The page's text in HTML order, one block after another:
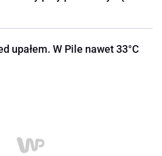
upałem. W Pile nawet 33°C